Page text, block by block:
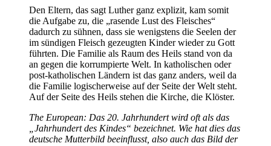
Den Eltern, das sagt Luther ganz explizit, kam somit
die Aufgabe zu, die „rasende Lust des Fleisches“
dadurch zu sühnen, dass sie wenigstens die Seelen der
im sündigen Fleisch gezeugten Kinder wieder zu Gott
führten. Die Familie als Raum des Heils stand von da
an gegen die korrumpierte Welt. In katholischen oder
post-katholischen Ländern ist das ganz anders, weil da
die Familie logischerweise auf der Seite der Welt steht.
Auf der Seite des Heils stehen die Kirche, die Klöster.
The European: Das 20. Jahrhundert wird oft als das
„Jahrhundert des Kindes“ bezeichnet. Wie hat dies das
deutsche Mutterbild beeinflusst, also auch das Bild der